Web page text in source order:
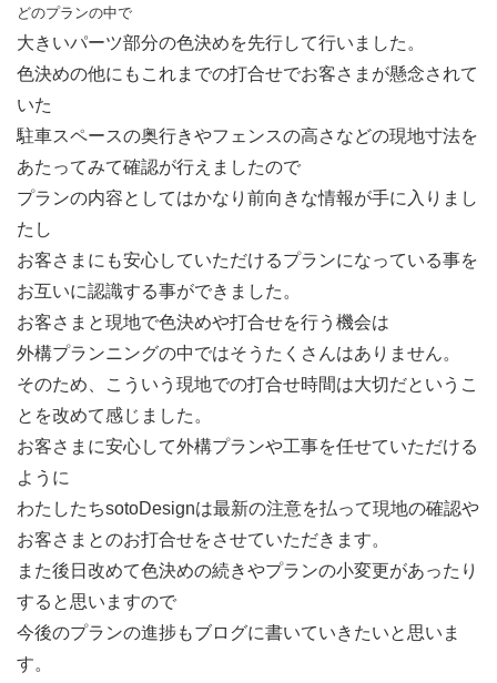
どのプランの中で
大きいパーツ部分の色決めを先行して行いました。
色決めの他にもこれまでの打合せでお客さまが懸念されて
いた
駐車スペースの奥行きやフェンスの高さなどの現地寸法を
あたってみて確認が行えましたので
プランの内容としてはかなり前向きな情報が手に入りまし
たし
お客さまにも安心していただけるプランになっている事を
お互いに認識する事ができました。
お客さまと現地で色決めや打合せを行う機会は
外構プランニングの中ではそうたくさんはありません。
そのため、こういう現地での打合せ時間は大切だというこ
とを改めて感じました。
お客さまに安心して外構プランや工事を任せていただける
ように
わたしたちsotoDesignは最新の注意を払って現地の確認や
お客さまとのお打合せをさせていただきます。
また後日改めて色決めの続きやプランの小変更があったり
すると思いますので
今後のプランの進捗もブログに書いていきたいと思いま
す。